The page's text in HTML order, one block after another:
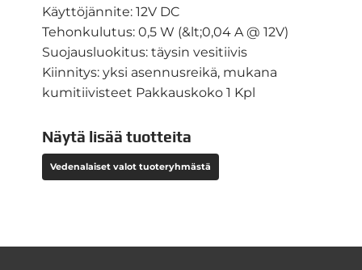
Käyttöjännite: 12V DC
Tehonkulutus: 0,5 W (&lt;0,04 A @ 12V)
Suojausluokitus: täysin vesitiivis
Kiinnitys: yksi asennusreikä, mukana
kumitiivisteet Pakkauskoko 1 Kpl
Näytä lisää tuotteita
Vedenalaiset valot tuoteryhmästä